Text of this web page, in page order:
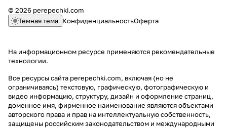
© 2026 perepechki.com
Темная тема КонфиденциальностьОферта
На информационном ресурсе применяются рекомендательные
технологии.
Все ресурсы сайта perepechki.com, включая (но не
ограничиваясь) текстовую, графическую, фотографическую и
видео информацию, структуру, дизайн и оформление страниц,
доменное имя, фирменное наименование являются объектами
авторского права и прав на интеллектуальную собственность,
защищены российским законодательством и международными